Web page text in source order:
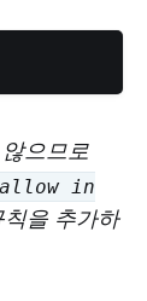
으므로
allow in
칙을 추가하